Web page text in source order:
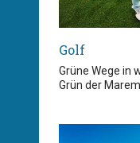
Golf
Grüne Wege in
Grün der